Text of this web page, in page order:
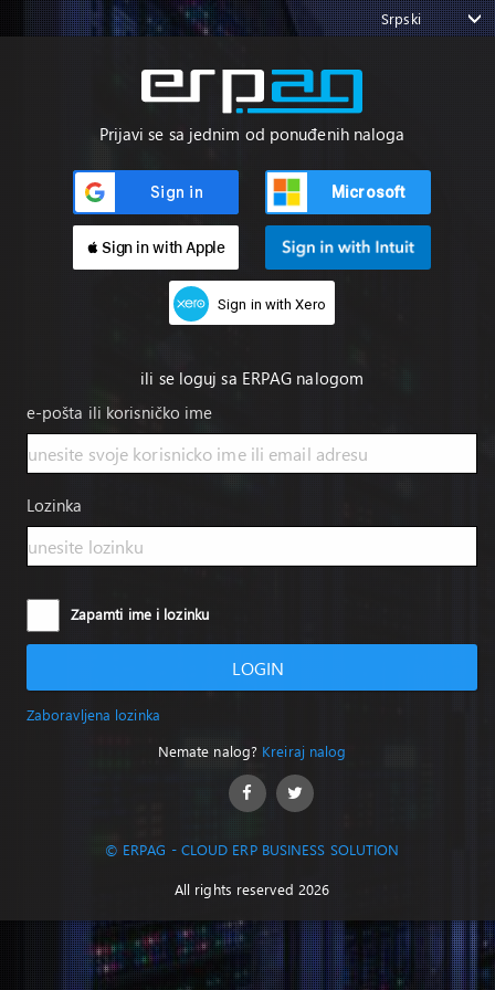
Srpski
Prijavi se sa jednim od ponuđenih naloga
Microsoft
 Sign in with Apple
Sign in with Xero
ili se loguj sa ERPAG nalogom
e-pošta ili korisničko ime
Lozinka
Zapamti ime i lozinku
LOGIN
Zaboravljena lozinka
Nemate nalog? Kreiraj nalog
© ERPAG - CLOUD ERP BUSINESS SOLUTION
All rights reserved 2026